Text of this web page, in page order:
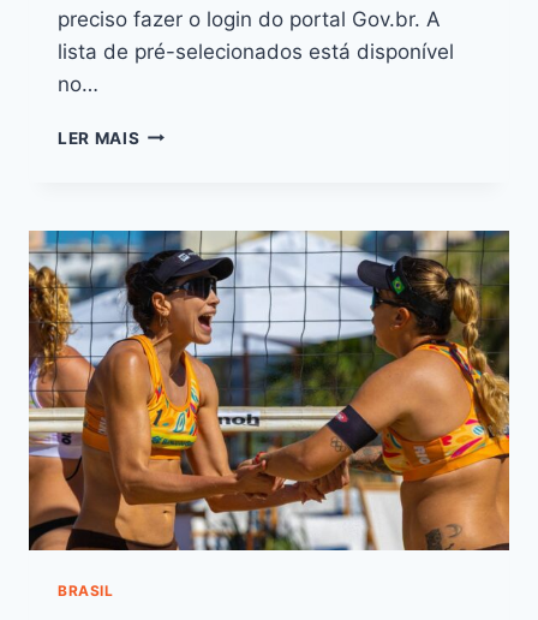
preciso fazer o login do portal Gov.br. A
lista de pré-selecionados está disponível
no…
LER MAIS
BRASIL